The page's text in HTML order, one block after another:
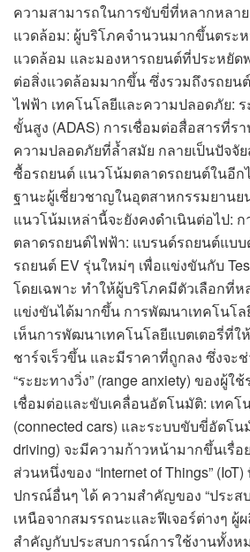
ความสามารถในการขับขี่ที่หลากหลาย
แวดล้อม: ผู้บริโภคจำนวนมากขึ้นตระ
แวดล้อม และมองหารถยนต์ที่ประหยัด
ต่อสิ่งแวดล้อมมากขึ้น ซึ่งรวมถึงรถยน
ไฟฟ้า เทคโนโลยีและความปลอดภัย:
ขั้นสูง (ADAS) การเชื่อมต่อสื่อสารที่ร
ความปลอดภัยที่ล้ำสมัย กลายเป็นปัจจั
ซื้อรถยนต์ แนวโน้มตลาดรถยนต์ในอีก
ฐานะผู้เชี่ยวชาญในอุตสาหกรรมยาน
แนวโน้มเหล่านี้จะยังคงดำเนินต่อไป:
ตลาดรถยนต์ไฟฟ้า: แบรนด์รถยนต์แบบดั้
รถยนต์ EV รุ่นใหม่ๆ เพื่อแข่งขันกับ
โดยเฉพาะ ทำให้ผู้บริโภคมีตัวเลือกที่
แข่งขันได้มากขึ้น การพัฒนาเทคโนโล
เห็นการพัฒนาเทคโนโลยีแบตเตอรี่ที่ใ
ชาร์จเร็วขึ้น และมีราคาที่ถูกลง ซึ่งจะ
“ระยะทางวิ่ง” (range anxiety) ของผู้
เชื่อมต่อและขับเคลื่อนอัตโนมัติ: เทคโ
(connected cars) และระบบขับขี่อัตโน
driving) จะมีความก้าวหน้ามากขึ้นเรื่อ
ส่วนหนึ่งของ “Internet of Things”
ปกรณ์อื่นๆ ได้ ความสำคัญของ “ประส
เหนือจากสมรรถนะและฟีเจอร์ต่างๆ ผู้
สำคัญกับประสบการณ์การใช้งานทั้งห